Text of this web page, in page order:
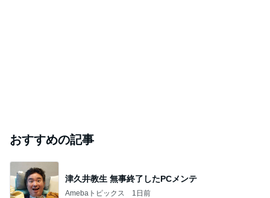
おすすめの記事
津久井教生 無事終了したPCメンテ
Amebaトピックス 1日前